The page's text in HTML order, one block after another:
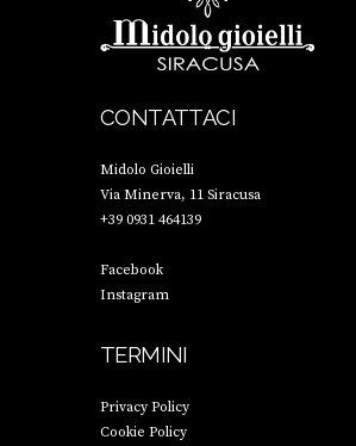
CONTATTACI
Midolo Gioielli
Via Minerva, 11 Siracusa
+39 0931 464139
Facebook
Instagram
TERMINI
Privacy Policy
Cookie Policy